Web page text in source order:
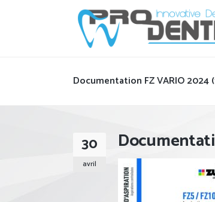
Documentation FZ VARIO 2024
30
avril